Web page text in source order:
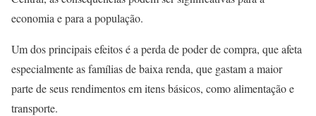
economia e para a população.
Um dos principais efeitos é a perda de poder de compra, que afeta
especialmente as famílias de baixa renda, que gastam a maior
parte de seus rendimentos em itens básicos, como alimentação e
transporte.